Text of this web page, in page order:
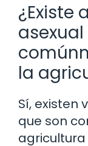
¿Existe
la
Sí, existen
que son